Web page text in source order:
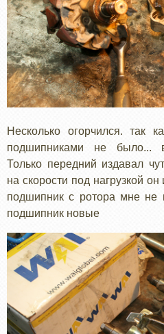
Несколько огорчился. так
подшипниками не было...
Только передний издавал
на скорости под нагрузкой
подшипник с ротора мне не
подшипник новые